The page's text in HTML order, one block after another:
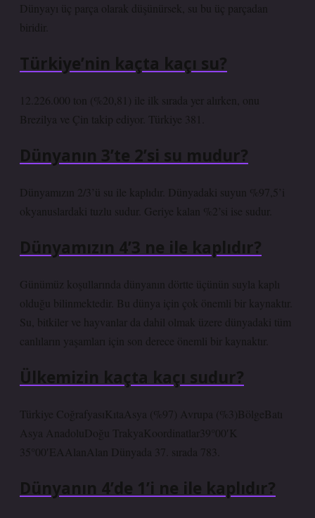
Dünyayı üç parça olarak düşünürsek, su bu üç parçadan
biridir.
Türkiye’nin kaçta kaçı su?
12.226.000 ton (%20,81) ile ilk sırada yer alırken, onu
Brezilya ve Çin takip ediyor. Türkiye 381.
Dünyanın 3’te 2’si su mudur?
Dünyamızın 2/3’ü su ile kaplıdır. Dünyadaki suyun %97,5’i
okyanuslardaki tuzlu sudur. Geriye kalan %2’si ise sudur.
Dünyamızın 4’3 ne ile kaplıdır?
Günümüz koşullarında dünyanın dörtte üçünün suyla kaplı
olduğu bilinmektedir. Bu dünya için çok önemli bir kaynaktır.
Su, bitkiler ve hayvanlar da dahil olmak üzere dünyadaki tüm
canlıların yaşamları için son derece önemli bir kaynaktır.
Ülkemizin kaçta kaçı sudur?
Türkiye CoğrafyasıKıtaAsya (%97) Avrupa (%3)BölgeBatı
Asya AnadoluDoğu TrakyaKoordinatlar39°00′K
35°00′EAAlanAlan Dünyada 37. sırada 783.
Dünyanın 4’de 1’i ne ile kaplıdır?